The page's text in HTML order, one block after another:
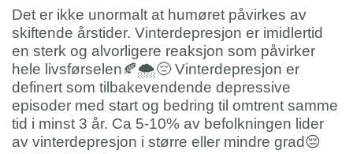
Det er ikke unormalt at humøret påvirkes av
skiftende årstider. Vinterdepresjon er imidlertid
en sterk og alvorligere reaksjon som påvirker
hele livsførselen🍂🌨️😔 Vinterdepresjon er
definert som tilbakevendende depressive
episoder med start og bedring til omtrent samme
tid i minst 3 år. Ca 5-10% av befolkningen lider
av vinterdepresjon i større eller mindre grad😔